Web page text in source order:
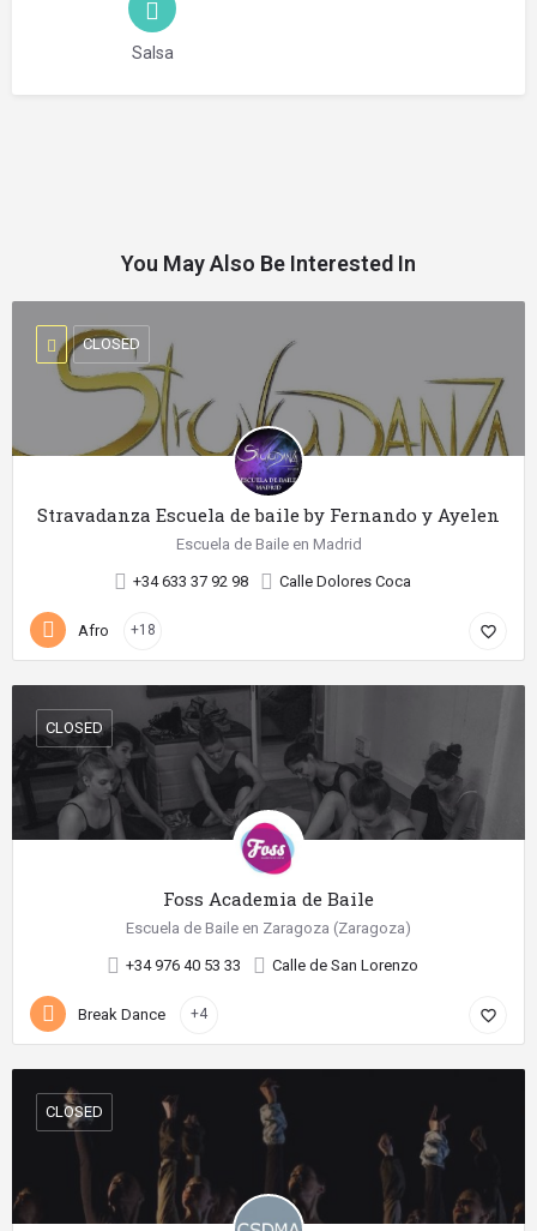
Salsa
You May Also Be Interested In
Stravadanza Escuela de baile by Fernando y Ayelen
Escuela de Baile en Madrid
+34 633 37 92 98 Calle Dolores Coca
CLOSED
Afro +18 favorite_border
Foss Academia de Baile
Escuela de Baile en Zaragoza (Zaragoza)
+34 976 40 53 33 Calle de San Lorenzo
CLOSED
Break Dance +4 favorite_border
CLOSED